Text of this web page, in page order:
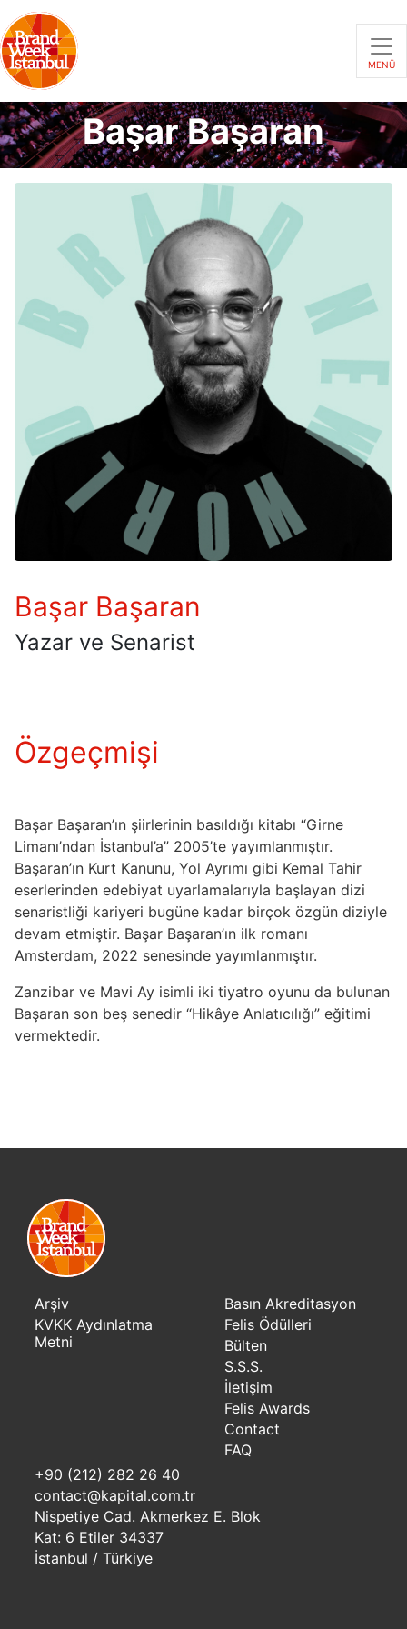
MENÜ
Başar Başaran
Başar Başaran
Yazar ve Senarist
Özgeçmişi
Başar Başaran’ın şiirlerinin basıldığı kitabı “Girne
Limanı’ndan İstanbul’a” 2005’te yayımlanmıştır.
Başaran’ın Kurt Kanunu, Yol Ayrımı gibi Kemal Tahir
eserlerinden edebiyat uyarlamalarıyla başlayan dizi
senaristliği kariyeri bugüne kadar birçok özgün diziyle
devam etmiştir. Başar Başaran’ın ilk romanı
Amsterdam, 2022 senesinde yayımlanmıştır.
Zanzibar ve Mavi Ay isimli iki tiyatro oyunu da bulunan
Başaran son beş senedir “Hikâye Anlatıcılığı” eğitimi
vermektedir.
Arşiv
KVKK Aydınlatma
Metni
Basın Akreditasyon
Felis Ödülleri
Bülten
S.S.S.
İletişim
Felis Awards
Contact
FAQ
+90 (212) 282 26 40
contact@kapital.com.tr
Nispetiye Cad. Akmerkez E. Blok
Kat: 6 Etiler 34337
İstanbul / Türkiye